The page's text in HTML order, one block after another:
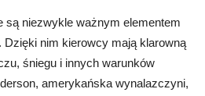
są niezwykle ważnym elementem
Dzięki nim kierowcy mają klarowną
śniegu i innych warunków
amerykańska wynalazczyni,